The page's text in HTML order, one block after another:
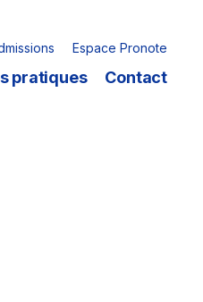
Espace Pronote
pratiques Contact